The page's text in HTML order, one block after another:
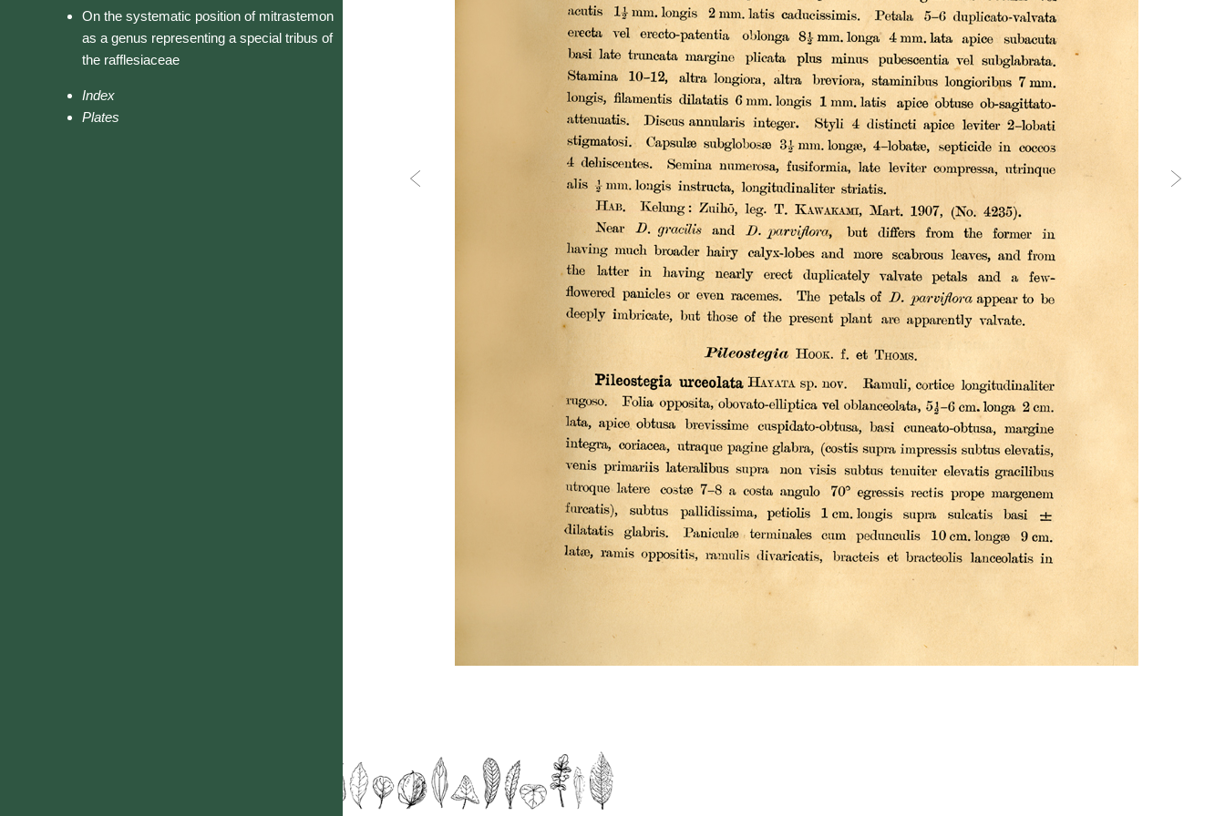
On the systematic position of mitrastemon
as a genus representing a special tribus of
the rafflesiaceae
Index
Plates